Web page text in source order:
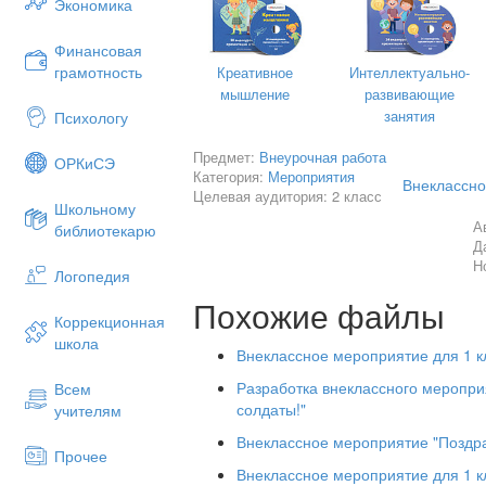
Экономика
Финансовая
грамотность
Психологу
ОРКиСЭ
Школьному
библиотекарю
Логопедия
Коррекционная
школа
Всем
учителям
Прочее
Камилла.
Нам живётся легко и просто
Оттого, что своим теплом
Наши бабушки, наши мамы
Согревают наш милый дом.
Ильвира.
Вот такими же в жизни стать.
Провести в дороге много дней,
Никого не встретите красивей,
Никого не встретите родней.
для Вас праздник, чтобы показать,
- А сейчас слово предоставляется
Песня. «Мама-первое слово» (
Аделина.
Из двух слогов простое слово «мама»
И нету слов дороже, чем оно.
Адель.
В этом слове – наше счастье
Креативное
мышление
Интеллектуально-
развивающие
занятия
Предмет: Внеурочная работа
Категория: Мероприятия
Целевая аудитория: 2 класс
Похожие файлы
Внеклассное мероприятие для 1
Разработка внеклассного
солдаты!"
Внеклассное мероприятие
Внеклассное мероприятие для 1